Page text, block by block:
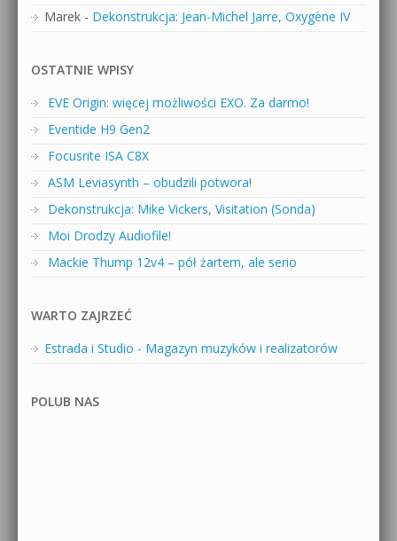
Marek - Dekonstrukcja: Jean-Michel Jarre, Oxygène IV
OSTATNIE WPISY
EVE Origin: więcej możliwości EXO. Za darmo!
Eventide H9 Gen2
Focusrite ISA C8X
ASM Leviasynth – obudzili potwora!
Dekonstrukcja: Mike Vickers, Visitation (Sonda)
Moi Drodzy Audiofile!
Mackie Thump 12v4 – pół żartem, ale serio
WARTO ZAJRZEĆ
Estrada i Studio - Magazyn muzyków i realizatorów
POLUB NAS